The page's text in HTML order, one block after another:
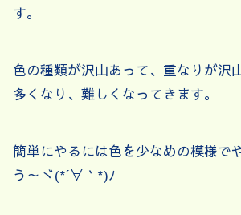
す。
色の種類が沢山あって、重なりが沢
多くなり、難しくなってきます。
簡単にやるには色を少なめの模様で
う～ヾ(*´∀｀*)ﾉ